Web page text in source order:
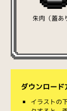
朱肉（蓋あ
ダウンロード
イラストの